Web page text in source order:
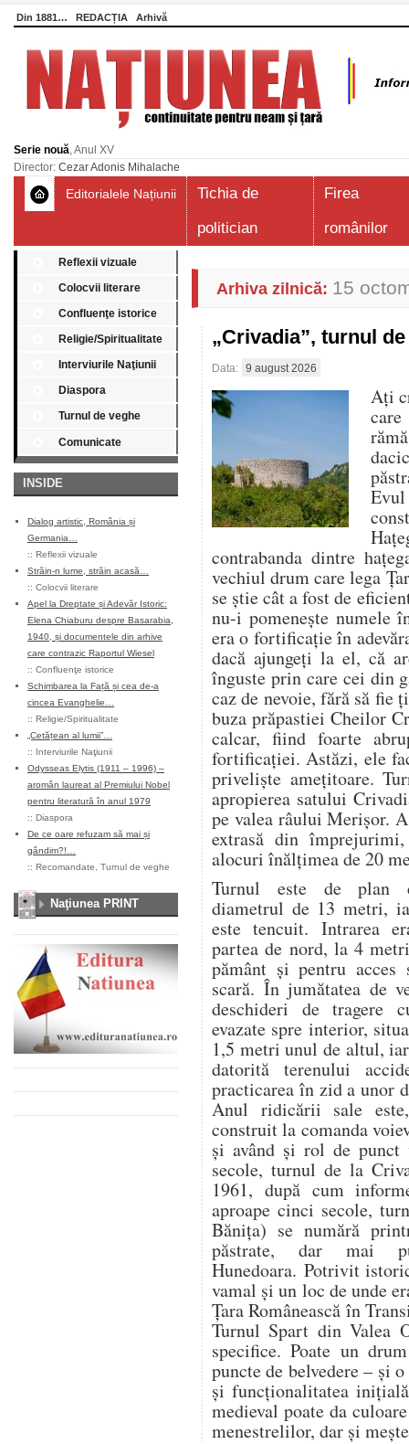
Din 1881… REDACȚIA Arhivă
Serie nouă, Anul XV
Director: Cezar Adonis Mihalache
Editorialele Națiunii
Tichia de
politician
Firea
românilor
Reflexii vizuale
Colocvii literare
Confluenţe istorice
Religie/Spiritualitate
Interviurile Naţiunii
Diaspora
Turnul de veghe
Comunicate
INSIDE
Dialog artistic, România și
Germania…
:: Reflexii vizuale
Străin-n lume, străin acasă…
:: Colocvii literare
Apel la Dreptate și Adevăr Istoric:
Elena Chiaburu despre Basarabia,
1940, și documentele din arhive
care contrazic Raportul Wiesel
:: Confluenţe istorice
Schimbarea la Față și cea de-a
cincea Evanghelie…
:: Religie/Spiritualitate
„Cetățean al lumii”…
:: Interviurile Naţiunii
Odysseas Elytis (1911 – 1996) –
aromân laureat al Premiului Nobel
pentru literatură în anul 1979
:: Diaspora
De ce oare refuzam să mai și
gândim?!…
:: Recomandate Turnul de veghe
Naţiunea PRINT
Arhiva zilnică: 15
„Crivadia”, turnul
Data: 9 august 2026
Aţi
Evul
contrabanda dintre
vechiul drum care lega
se ştie cât a fost de
nu-i pomeneşte numele
era o fortificaţie în
dacă ajungeți la el, că
înguste prin care cei din
caz de nevoie, fără să
buza prăpastiei Cheilor
calcar, fiind foarte
fortificaţiei. Astăzi, ele
privelişte ameţitoare.
apropierea satului
pe valea râului Merişor.
extrasă din
alocuri înălţimea de 20
Turnul este de plan
diametrul de 13 metri,
este tencuit. Intrarea
partea de nord, la 4
pământ şi pentru acces
scară. În jumătatea de
deschideri de tragere
evazate spre interior,
1,5 metri unul de altul,
datorită terenului
practicarea în zid a unor
Anul ridicării sale
construit la comanda
şi având şi rol de punct
secole, turnul de la
1961, după cum
aproape cinci secole,
Băniţa) se numără
păstrate, dar mai
Hunedoara. Potrivit
vamal şi un loc de unde
Ţara Românească în
Turnul Spart din Valea
specifice. Poate un
puncte de belvedere – și
și funcționalitatea
medieval poate da
menestrelilor, dar și